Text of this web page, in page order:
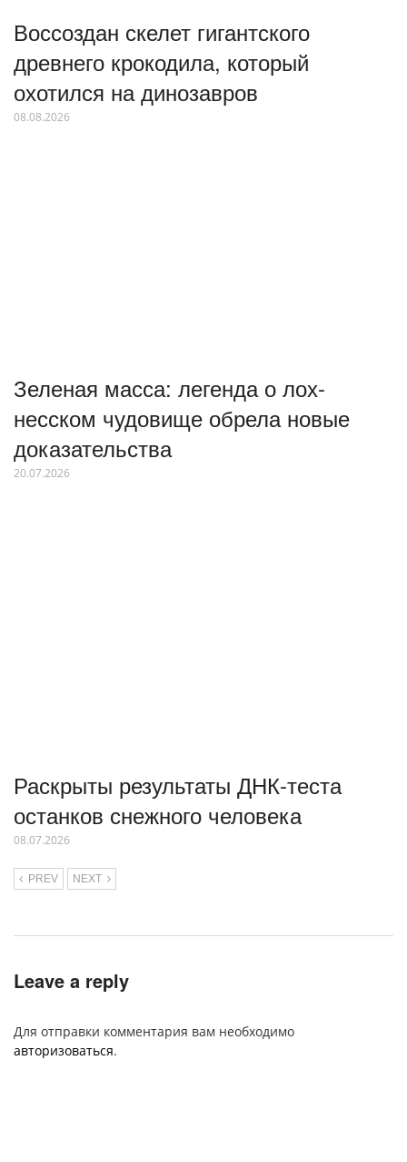
Воссоздан скелет гигантского
древнего крокодила, который
охотился на динозавров
08.08.2026
Зеленая масса: легенда о лох-
несском чудовище обрела новые
доказательства
20.07.2026
Раскрыты результаты ДНК-теста
останков снежного человека
08.07.2026
PREV NEXT
Leave a reply
Для отправки комментария вам необходимо
авторизоваться.